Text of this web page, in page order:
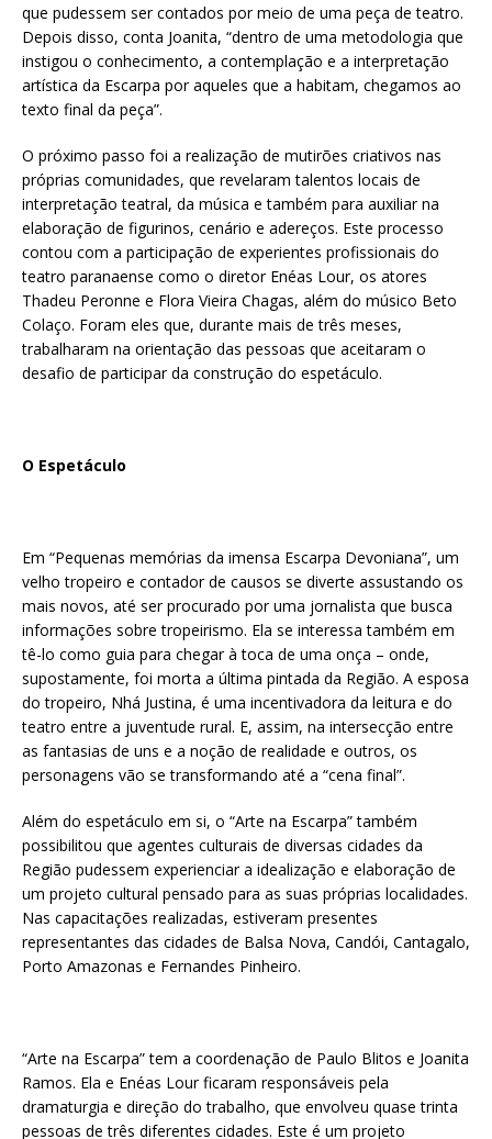
que pudessem ser contados por meio de uma peça de teatro.
Depois disso, conta Joanita, “dentro de uma metodologia que
instigou o conhecimento, a contemplação e a interpretação
artística da Escarpa por aqueles que a habitam, chegamos ao
texto final da peça”.
O próximo passo foi a realização de mutirões criativos nas
próprias comunidades, que revelaram talentos locais de
interpretação teatral, da música e também para auxiliar na
elaboração de figurinos, cenário e adereços. Este processo
contou com a participação de experientes profissionais do
teatro paranaense como o diretor Enéas Lour, os atores
Thadeu Peronne e Flora Vieira Chagas, além do músico Beto
Colaço. Foram eles que, durante mais de três meses,
trabalharam na orientação das pessoas que aceitaram o
desafio de participar da construção do espetáculo.
O Espetáculo
Em “Pequenas memórias da imensa Escarpa Devoniana”, um
velho tropeiro e contador de causos se diverte assustando os
mais novos, até ser procurado por uma jornalista que busca
informações sobre tropeirismo. Ela se interessa também em
tê-lo como guia para chegar à toca de uma onça – onde,
supostamente, foi morta a última pintada da Região. A esposa
do tropeiro, Nhá Justina, é uma incentivadora da leitura e do
teatro entre a juventude rural. E, assim, na intersecção entre
as fantasias de uns e a noção de realidade e outros, os
personagens vão se transformando até a “cena final”.
Além do espetáculo em si, o “Arte na Escarpa” também
possibilitou que agentes culturais de diversas cidades da
Região pudessem experienciar a idealização e elaboração de
um projeto cultural pensado para as suas próprias localidades.
Nas capacitações realizadas, estiveram presentes
representantes das cidades de Balsa Nova, Candói, Cantagalo,
Porto Amazonas e Fernandes Pinheiro.
“Arte na Escarpa” tem a coordenação de Paulo Blitos e Joanita
Ramos. Ela e Enéas Lour ficaram responsáveis pela
dramaturgia e direção do trabalho, que envolveu quase trinta
pessoas de três diferentes cidades. Este é um projeto